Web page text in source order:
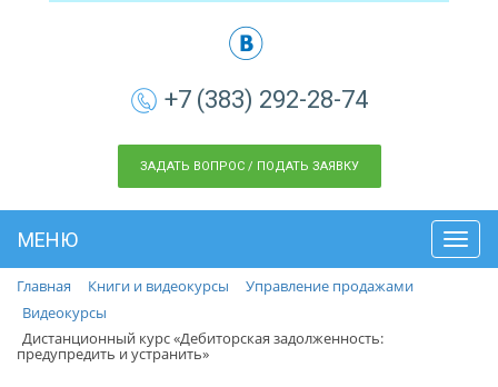
+7 (383) 292-28-74
ЗАДАТЬ ВОПРОС / ПОДАТЬ ЗАЯВКУ
МЕНЮ
Главная
Книги и видеокурсы
Управление продажами
Видеокурсы
Дистанционный курс «Дебиторская задолженность:
предупредить и устранить»